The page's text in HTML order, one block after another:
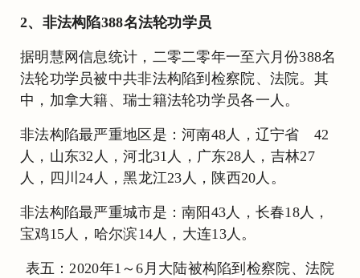
2、非法构陷388名法轮功学员
据明慧网信息统计，二零二零年一至六月份388名
法轮功学员被中共非法构陷到检察院、法院。其
中，加拿大籍、瑞士籍法轮功学员各一人。
非法构陷最严重地区是：河南48人，辽宁省 42
人，山东32人，河北31人，广东28人，吉林27
人，四川24人，黑龙江23人，陕西20人。
非法构陷最严重城市是：南阳43人，长春18人，
宝鸡15人，哈尔滨14人，大连13人。
表五：2020年1～6月大陆被构陷到检察院、法院